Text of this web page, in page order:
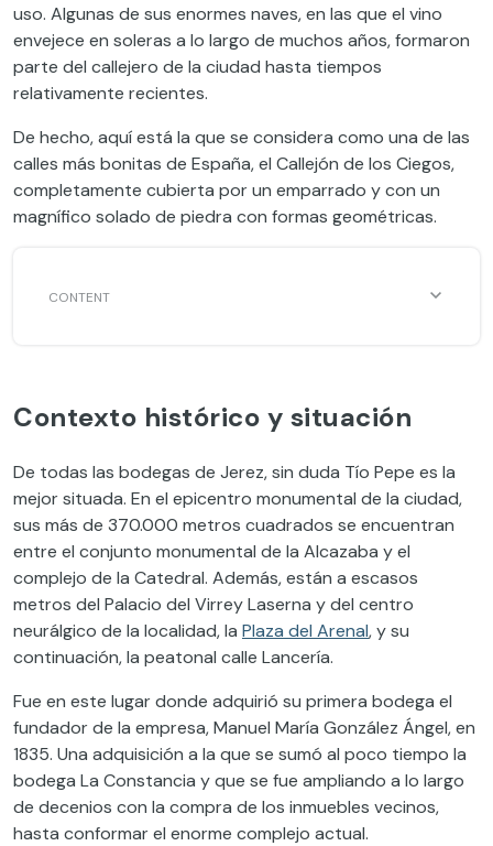
uso. Algunas de sus enormes naves, en las que el vino
envejece en soleras a lo largo de muchos años, formaron
parte del callejero de la ciudad hasta tiempos
relativamente recientes.
De hecho, aquí está la que se considera como una de las
calles más bonitas de España, el Callejón de los Ciegos,
completamente cubierta por un emparrado y con un
magnífico solado de piedra con formas geométricas.
Contexto histórico y situación
De todas las bodegas de Jerez, sin duda Tío Pepe es la
mejor situada. En el epicentro monumental de la ciudad,
sus más de 370.000 metros cuadrados se encuentran
entre el conjunto monumental de la Alcazaba y el
complejo de la Catedral. Además, están a escasos
metros del Palacio del Virrey Laserna y del centro
neurálgico de la localidad, la Plaza del Arenal, y su
continuación, la peatonal calle Lancería.
Fue en este lugar donde adquirió su primera bodega el
fundador de la empresa, Manuel María González Ángel, en
1835. Una adquisición a la que se sumó al poco tiempo la
bodega La Constancia y que se fue ampliando a lo largo
de decenios con la compra de los inmuebles vecinos,
hasta conformar el enorme complejo actual.